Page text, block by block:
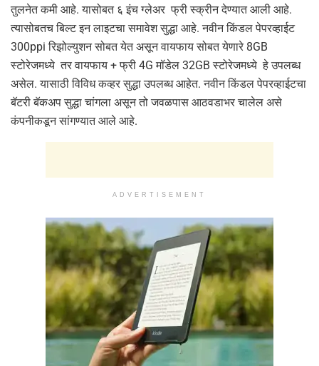
तुलनेत कमी आहे. यासोबत ६ इंच ग्लेअर फ्री स्क्रीन देण्यात आली आहे.
त्यासोबतच बिल्ट इन लाइटचा समावेश सुद्धा आहे. नवीन किंडल पेपरव्हाईट
300ppi रिझोल्युशन सोबत येत असून वायफाय सोबत येणारे 8GB
स्टोरेजमध्ये तर वायफाय + फ्री 4G मॉडेल 32GB स्टोरेजमध्ये हे उपलब्ध
असेल. यासाठी विविध कव्हर सुद्धा उपलब्ध आहेत. नवीन किंडल पेपरव्हाईटचा
बॅटरी बॅकअप सुद्धा चांगला असून तो जवळपास आठवडाभर चालेल असे
कंपनीकडून सांगण्यात आले आहे.
ADVERTISEMENT